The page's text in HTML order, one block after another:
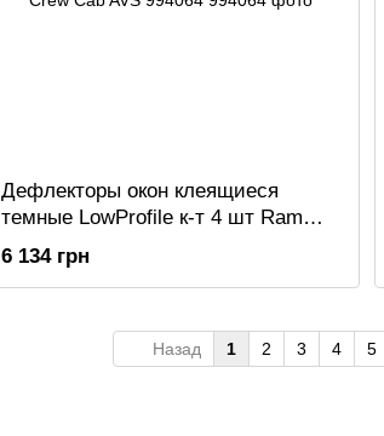
Дефлекторы окон клеящиеся
темные LowProfile к-т 4 шт Ram
1500 2019-2026 Crew Cab AVS
994064
6 134 грн
Назад 1 2 3 4 5